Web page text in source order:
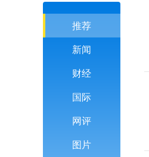
推荐
新闻
财经
国际
网评
图片